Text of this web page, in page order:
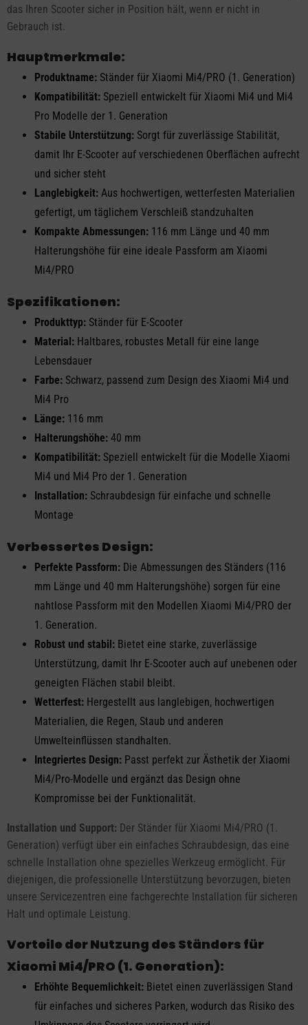
das Ihren Scooter sicher in Position hält, wenn er nicht in
Gebrauch ist.
Hauptmerkmale:
Produktname: Ständer für Xiaomi Mi4/PRO (1. Generation)
Kompatibilität: Speziell entwickelt für Xiaomi Mi4 und Mi4
Pro Modelle der 1. Generation
Stabile Unterstützung: Sorgt für zuverlässige Stabilität,
damit Ihr E-Scooter auf verschiedenen Oberflächen aufrecht
und sicher steht
Langlebigkeit: Aus hochwertigen, wetterfesten Materialien
gefertigt, um täglichem Verschleiß standzuhalten
Kompakte Abmessungen: 116 mm Länge und 40 mm
Halterungshöhe für eine ideale Passform am Xiaomi
Mi4/PRO
Spezifikationen:
Produkttyp: Ständer für E-Scooter
Material: Haltbares, robustes Metall für eine lange
Lebensdauer
Farbe: Schwarz, passend zum Design des Xiaomi Mi4 und
Mi4 Pro
Länge: 116 mm
Halterungshöhe: 40 mm
Kompatibilität: Speziell entwickelt für die Modelle Xiaomi
Mi4 und Mi4 Pro der 1. Generation
Installation: Schraubdesign für einfache und schnelle
Montage
Verbessertes Design:
Perfekte Passform: Die Abmessungen des Ständers (116
mm Länge und 40 mm Halterungshöhe) sorgen für eine
nahtlose Passform mit den Modellen Xiaomi Mi4/PRO der
1. Generation.
Robust und stabil: Bietet eine starke, zuverlässige
Unterstützung, damit Ihr E-Scooter auch auf unebenen oder
geneigten Flächen stabil bleibt.
Wetterfest: Hergestellt aus langlebigen, hochwertigen
Materialien, die Regen, Staub und anderen
Umwelteinflüssen standhalten.
Integriertes Design: Passt perfekt zur Ästhetik der Xiaomi
Mi4/Pro-Modelle und ergänzt das Design ohne
Kompromisse bei der Funktionalität.
Installation und Support: Der Ständer für Xiaomi Mi4/PRO (1.
Generation) verfügt über ein einfaches Schraubdesign, das eine
schnelle Installation ohne spezielles Werkzeug ermöglicht. Für
diejenigen, die professionelle Unterstützung bevorzugen, bieten
unsere Servicezentren eine fachgerechte Installation für sicheren
Halt und optimale Leistung.
Vorteile der Nutzung des Ständers für
Xiaomi Mi4/PRO (1. Generation):
Erhöhte Bequemlichkeit: Bietet einen zuverlässigen Stand
für einfaches und sicheres Parken, wodurch das Risiko des